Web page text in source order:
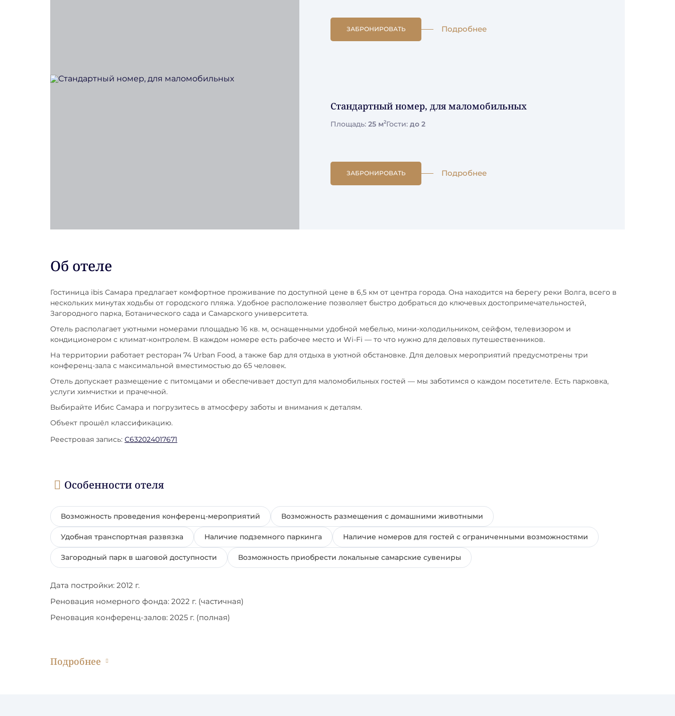
ЗАБРОНИРОВАТЬ Подробнее
Стандартный номер, для маломобильных
Площадь: 25 м2Гости: до 2
ЗАБРОНИРОВАТЬ Подробнее
Об отеле
Гостиница ibis Самара предлагает комфортное проживание по доступной цене в 6,5 км от центра города. Она находится на берегу реки Волга, всего в
нескольких минутах ходьбы от городского пляжа. Удобное расположение позволяет быстро добраться до ключевых достопримечательностей,
Загородного парка, Ботанического сада и Самарского университета.
Отель располагает уютными номерами площадью 16 кв. м, оснащенными удобной мебелью, мини-холодильником, сейфом, телевизором и
кондиционером с климат-контролем. В каждом номере есть рабочее место и Wi-Fi — то что нужно для деловых путешественников.
На территории работает ресторан 74 Urban Food, а также бар для отдыха в уютной обстановке. Для деловых мероприятий предусмотрены три
конференц-зала с максимальной вместимостью до 65 человек.
Отель допускает размещение с питомцами и обеспечивает доступ для маломобильных гостей — мы заботимся о каждом посетителе. Есть парковка,
услуги химчистки и прачечной.
Выбирайте Ибис Самара и погрузитесь в атмосферу заботы и внимания к деталям.
Объект прошёл классификацию.
Реестровая запись: С632024017671
Особенности отеля
Возможность проведения конференц-мероприятий Возможность размещения с домашними животными
Удобная транспортная развязка Наличие подземного паркинга Наличие номеров для гостей с ограниченными возможностями
Загородный парк в шаговой доступности Возможность приобрести локальные самарские сувениры
Дата постройки: 2012 г.
Реновация номерного фонда: 2022 г. (частичная)
Реновация конференц-залов: 2025 г. (полная)
Заезд/Выезд:
Подробнее